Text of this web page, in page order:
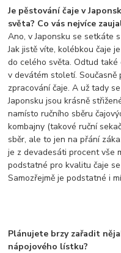
Je pěstování čaje v
světa? Co vás nejvíce
Ano, v Japonsku se setkáte
Jak jistě víte, kolébkou čaje
do celého světa. Odtud také
v devátém století.
zpracování čaje. A už tady
Japonsku jsou krásně
namísto ručního sběru
kombajny (takové ruční
sběr, ale to jen na přání
je z devadesáti procent vše
podstatné pro kvalitu čaje
Samozřejmě je podstatné i
Plánujete brzy zařadit
nápojového lístku?